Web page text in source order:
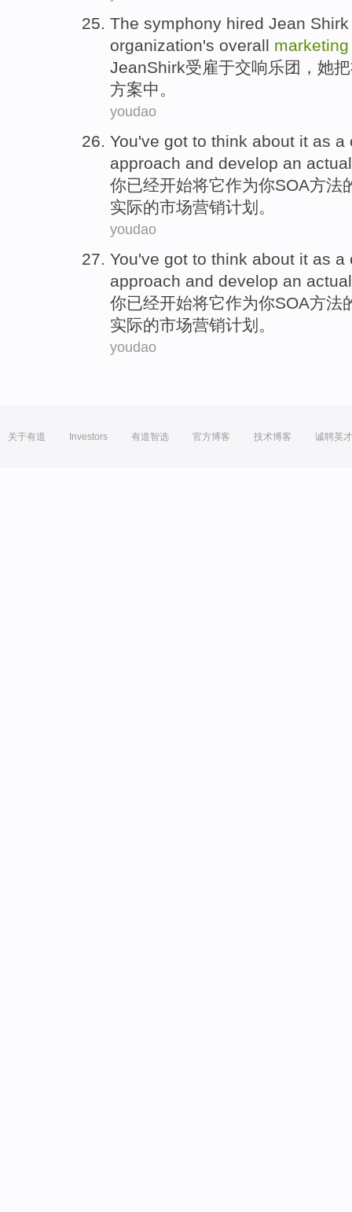
The symphony hired Jean
organization's overall marketing
JeanShirk受雇于交响乐团，她把
方案中。
youdao
You've got to think about it as a
approach and develop an actual
你已经开始将它作为你SOA方法
实际的市场营销计划 。
youdao
You've got to think about it as a
approach and develop an actual
你已经开始将它作为你SOA方法
实际的市场营销计划 。
youdao
关于有道 Investors 有道智选 官方博客 技术博客 诚聘英才